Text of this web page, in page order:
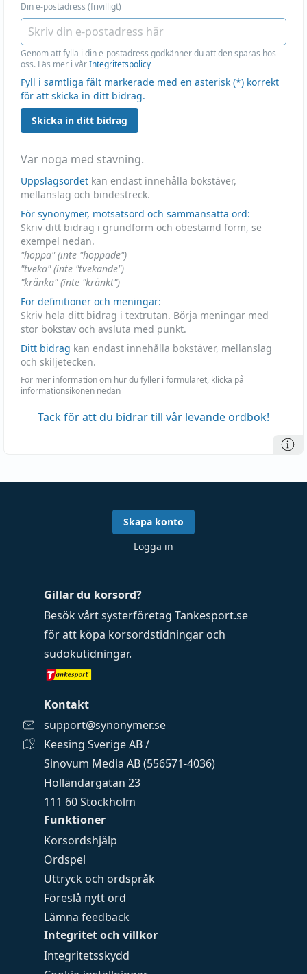
Din e-postadress (frivilligt)
Genom att fylla i din e-postadress godkänner du att den sparas hos
oss. Läs mer i vårIntegritetspolicy
Fyll i samtliga fält markerade med en asterisk (*) korrekt
för att skicka in ditt bidrag.
Skicka in ditt bidrag
Var noga med stavning.
Uppslagsordet kan endast innehålla bokstäver,
mellanslag och bindestreck.
För synonymer, motsatsord och sammansatta ord:
Skriv ditt bidrag i grundform och obestämd form, se
exempel nedan.
"hoppa" (inte "hoppade")
"tveka" (inte "tvekande")
"kränka" (inte "kränkt")
För definitioner och meningar:
Skriv hela ditt bidrag i textrutan. Börja meningar med
stor bokstav och avsluta med punkt.
Ditt bidrag kan endast innehålla bokstäver, mellanslag
och skiljetecken.
För mer information om hur du fyller i formuläret, klicka på
informationsikonen nedan
Tack för att du bidrar till vår levande ordbok!
Funktioner
Korsordshjälp
Ordspel
Uttryck och ordspråk
Föreslå nytt ord
Lämna feedback
Integritet och villkor
Integritetsskydd
Gillar du korsord?
Besök vårt systerföretag Tankesport.se
för att köpa korsordstidningar och
sudokutidningar.
Kontakt
support@synonymer.se
Keesing Sverige AB /
Sinovum Media AB (556571-4036)
Holländargatan 23
111 60 Stockholm
Skapa konto
Logga in